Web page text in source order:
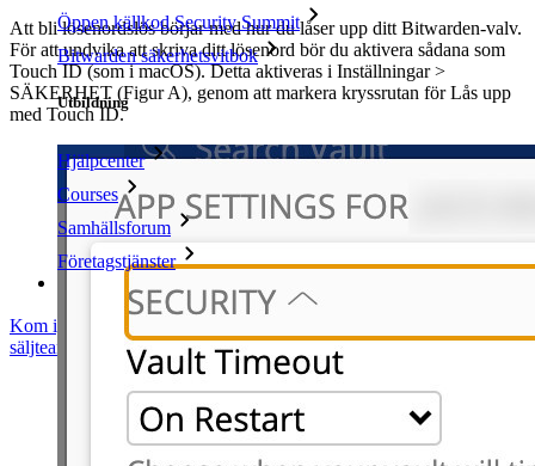
Öppen källkod Security Summit
Bitwarden säkerhetsvitbok
Utbildning
Hjälpcenter
Courses
Samhällsforum
Företagstjänster
Kom igång gratis
säljteamet
Logga in Logga in
Att bli lösenordslös börjar med hur du låser upp ditt Bitwarden-valv.
För att undvika att skriva ditt lösenord bör du aktivera sådana som
Touch ID (som i macOS). Detta aktiveras i Inställningar >
SÄKERHET (Figur A), genom att markera kryssrutan för Lås upp
med Touch ID.